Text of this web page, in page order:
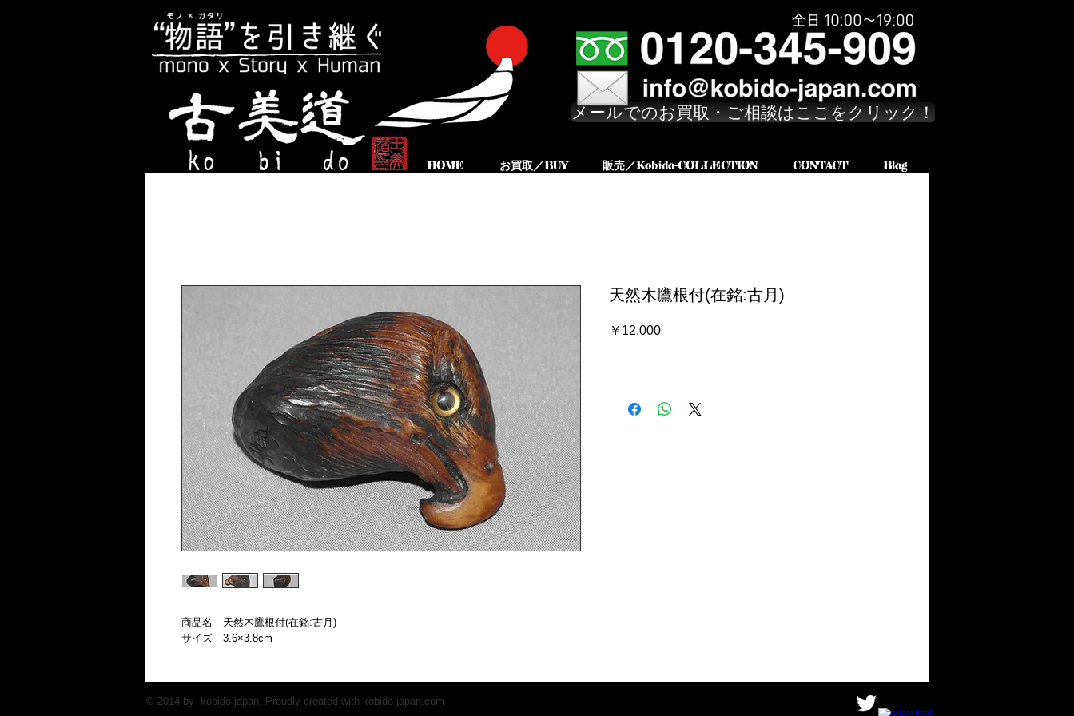
HOME お買取／BUY 販売／Kobido-COLLECTION CONTACT Blog
メールでのお買取・ご相談はここをクリック！
商品名　天然木鷹根付(在銘:古月)
サイズ　3.6×3.8cm
天然木鷹根付(在銘:古月)
￥12,000価
© 2014 by kobido-japan. Proudly created with kobido-japan.com